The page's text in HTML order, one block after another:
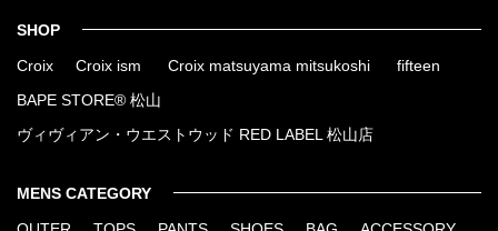
SHOP
Croix Croix ism Croix matsuyama mitsukoshi fifteen
BAPE STORE® 松山
ヴィヴィアン・ウエストウッド RED LABEL 松山店
MENS CATEGORY